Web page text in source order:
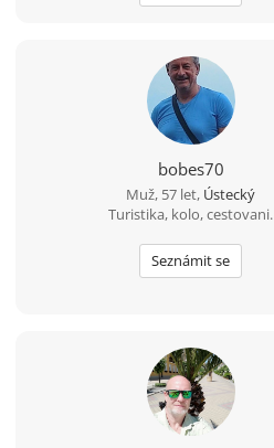
bobes70
Muž, 57 let, Ústecký
Turistika, kolo, cestovani.
Seznámit se